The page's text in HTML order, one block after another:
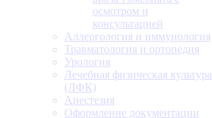
осмотром и
консультацией
Аллергология и иммунология
Травматология и ортопедия
Урология
Лечебная физическая культура
(ЛФК)
Анестезия
Оформление документации